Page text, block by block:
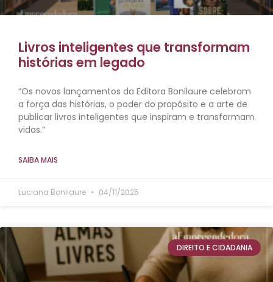
Livros inteligentes que transformam
histórias em legado
“Os novos lançamentos da Editora Bonilaure celebram
a força das histórias, o poder do propósito e a arte de
publicar livros inteligentes que inspiram e transformam
vidas.”
SAIBA MAIS
Luciana Bonilaure 04/11/2025
DIREITO E CIDADANIA